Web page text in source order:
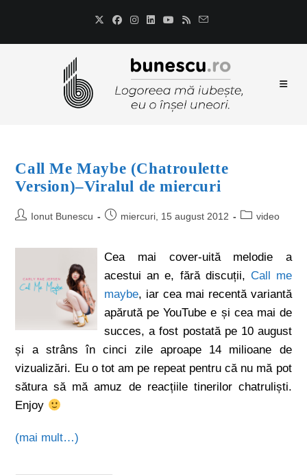
Call Me Maybe (Chatroulette
Version)–Viralul de miercuri
Ionut Bunescu miercuri, 15 august 2012 video
Cea mai cover-uită melodie a
acestui an e, fără discuții, Call me
maybe, iar cea mai recentă variantă
apărută pe YouTube e și cea mai de
succes, a fost postată pe 10 august
și a strâns în cinci zile aproape 14 milioane de
vizualizări. Eu o tot am pe repeat pentru că nu mă pot
sătura să mă amuz de reacțiile tinerilor chatruliști.
Enjoy
(mai mult…)